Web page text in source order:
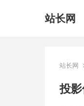
站长网
站长网
投